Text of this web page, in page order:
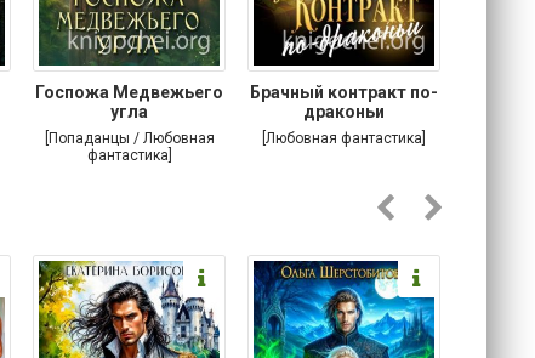
Госпожа Медвежьего
угла
[Попаданцы / Любовная
фантастика]
Брачный контракт по-
драконьи
[Любовная фантастика]